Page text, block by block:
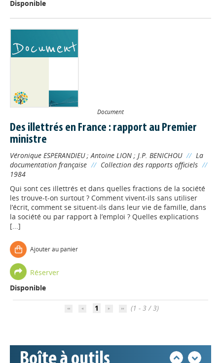
Disponible
Document
Des illettrés en France : rapport au Premier
ministre
Véronique ESPERANDIEU;Antoine LION ; J.P. BENICHOU // La
documentation française // Collection des rapports officiels //
1984
Qui sont ces illettrés et dans quelles fractions de la société
les trouve-t-on surtout ? Comment vivent-ils sans utiliser
l’écrit, comment se situent-ils dans leur vie de famille, dans
la société ou par rapport à l’emploi ? Quelles explications
[...]
Ajouter au panier
Réserver
Disponible
1 (1 - 3 / 3)